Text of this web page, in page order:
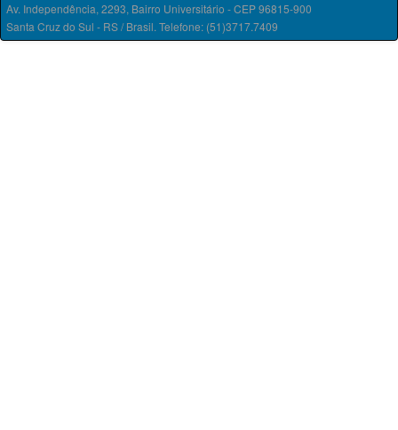
Av. Independência, 2293, Bairro Universitário - CEP 96815-900
Santa Cruz do Sul - RS / Brasil. Telefone: (51)3717.7409